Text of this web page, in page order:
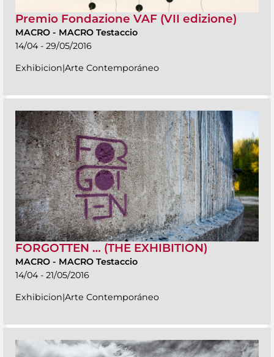
Premio Fondazione VAF (VII edizione)
MACRO - MACRO Testaccio
14/04 - 29/05/2016
Exhibicion|Arte Contemporáneo
FORGOTTEN … (THE EXHIBITION)
MACRO - MACRO Testaccio
14/04 - 21/05/2016
Exhibicion|Arte Contemporáneo